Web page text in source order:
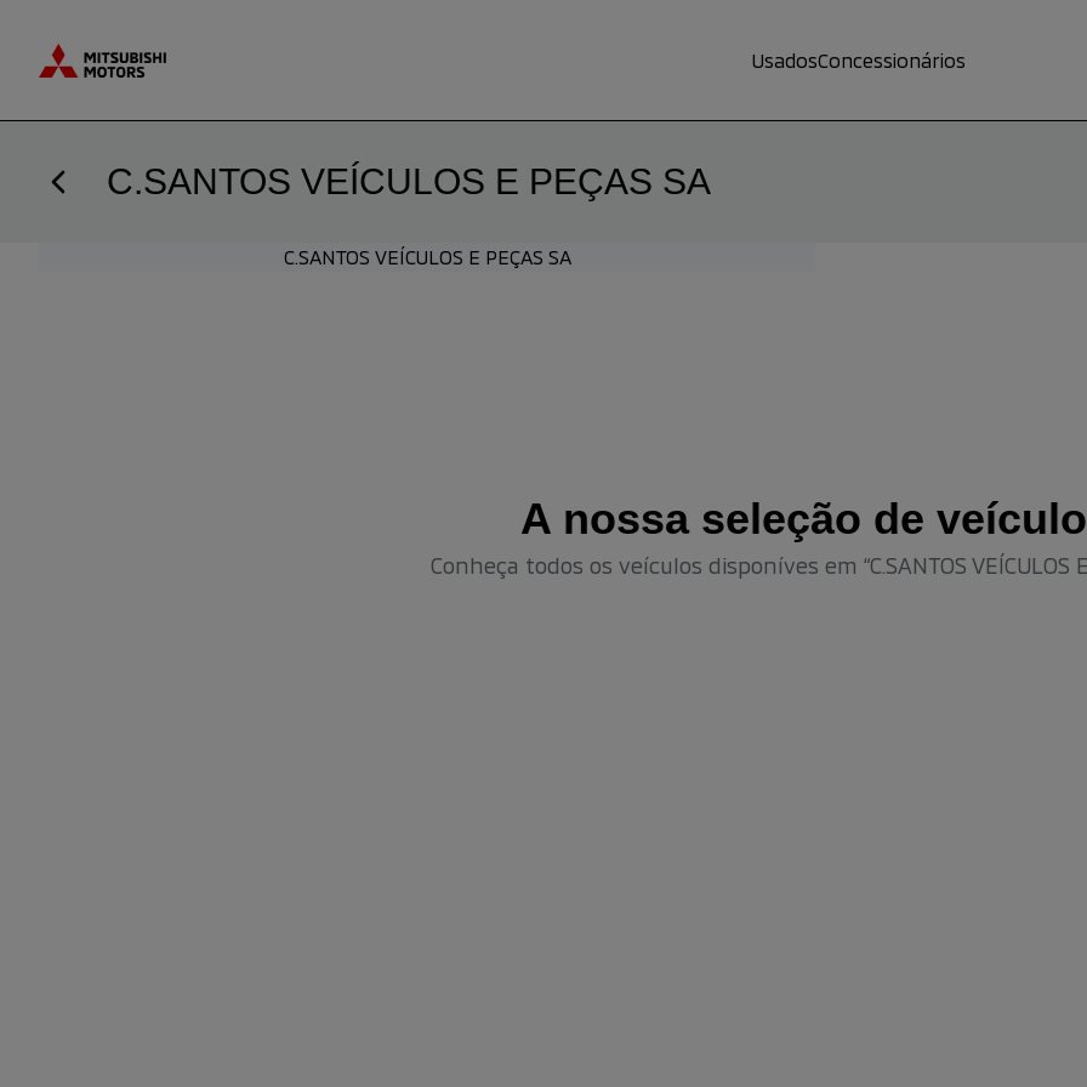
UsadosConcessionários
C.SANTOS VEÍCULOS E PEÇAS SA
C.SANTOS VEÍCULOS E PEÇAS SA
A nossa seleção de
Conheça todos os veículos disponíves em “C.SANTOS VEÍCULOS